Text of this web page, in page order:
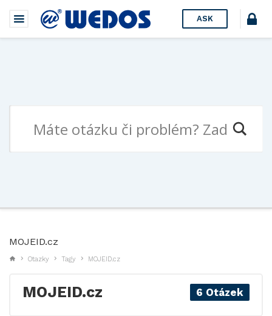
ASK
MOJEID.cz
Otazky Tagy MOJEID.cz
MOJEID.cz 6 Otázek